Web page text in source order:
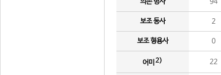
보조 동사 2
보조 형용사 0
어미 2) 22